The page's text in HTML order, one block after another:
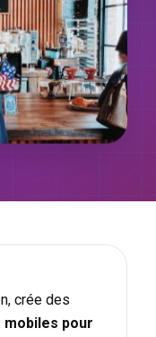
crée des
pour